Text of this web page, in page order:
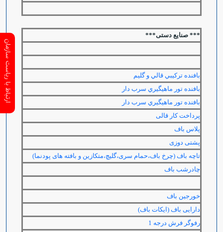
*** صنایع دستی***
بافنده تركيبي قالي و گليم
بافنده تور ماهيگيري سرب دار
بافنده تور ماهيگيري سرب دار
پرداخت کار قالی
پلاس باف
پشتی دوزی
تاچه باف (چرخ باف،حمام سری،گلیچ،متکازین و بافته های پودنما)
چادرشب باف
خورجین باف
دارایی باف (ایکات باف)
رفوگر فرش درجه 1
ارتباط با ریاست سازمان